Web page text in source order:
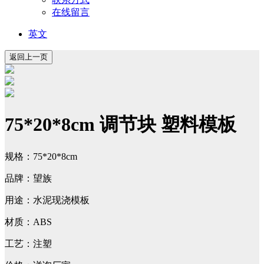
在线留言
英文
75*20*8cm 调节块 塑料模板
规格：75*20*8cm
品牌：望族
用途：水泥现浇模板
材质：ABS
工艺：注塑